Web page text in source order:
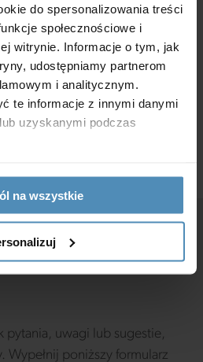
do spersonalizowania treści
społecznościowe i
witrynie. Informacje o tym, jak
udostępniamy partnerom
i analitycznym.
te informacje z innymi danymi
uzyskanymi podczas
na wszystkie
systemu (klasa C),
-20 do +60°С.
pytania, uwagi lub sugestie,
Wypełnij poniższy formularz